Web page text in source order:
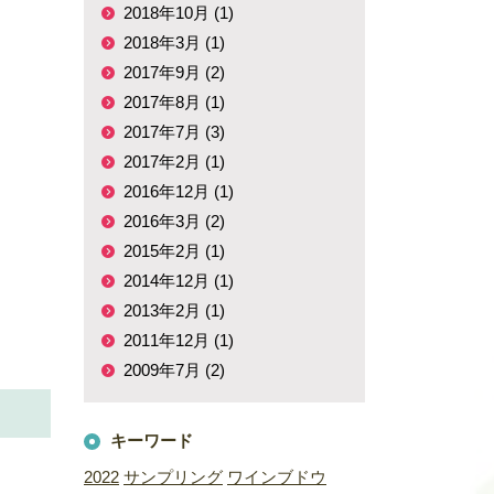
2018年10月 (1)
2018年3月 (1)
2017年9月 (2)
2017年8月 (1)
2017年7月 (3)
2017年2月 (1)
2016年12月 (1)
2016年3月 (2)
2015年2月 (1)
2014年12月 (1)
2013年2月 (1)
2011年12月 (1)
2009年7月 (2)
キーワード
2022 サンプリング ワインブドウ